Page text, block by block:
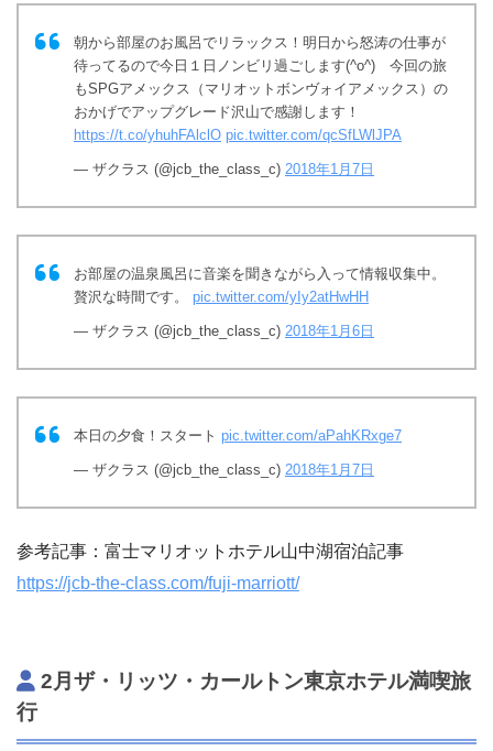
朝から部屋のお風呂でリラックス！明日から怒涛の仕事が
待ってるので今日１日ノンビリ過ごします(^o^) 今回の旅
もSPGアメックス（マリオットボンヴォイアメックス）の
おかげでアップグレード沢山で感謝します！
https://t.co/yhuhFAlclO pic.twitter.com/qcSfLWlJPA
— ザクラス (@jcb_the_class_c) 2018年1月7日
お部屋の温泉風呂に音楽を聞きながら入って情報収集中。
贅沢な時間です。 pic.twitter.com/yIy2atHwHH
— ザクラス (@jcb_the_class_c) 2018年1月6日
本日の夕食！スタート pic.twitter.com/aPahKRxge7
— ザクラス (@jcb_the_class_c) 2018年1月7日
参考記事：富士マリオットホテル山中湖宿泊記事
https://jcb-the-class.com/fuji-marriott/
2月ザ・リッツ・カールトン東京ホテル満喫旅
行